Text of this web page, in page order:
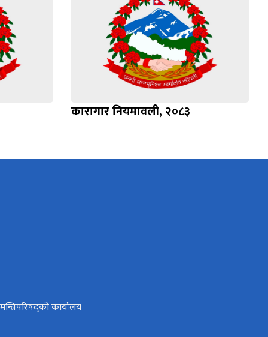
कारागार नियमावली, २०८३
कार्यालय